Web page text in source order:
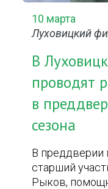
10 марта
Луховицкий
В
проводят
в
сезона
В преддверии
старший
Рыков,